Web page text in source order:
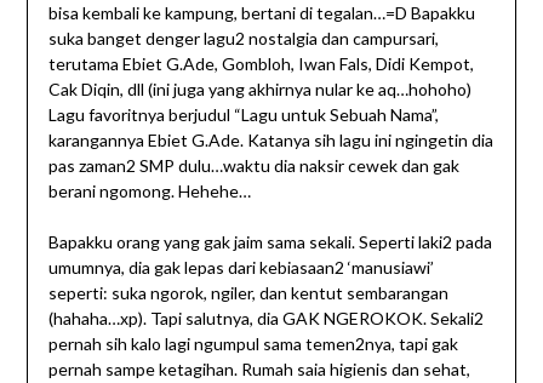
bisa kembali ke kampung, bertani di tegalan…=D Bapakku
suka banget denger lagu2 nostalgia dan campursari,
terutama Ebiet G.Ade, Gombloh, Iwan Fals, Didi Kempot,
Cak Diqin, dll (ini juga yang akhirnya nular ke aq…hohoho)
Lagu favoritnya berjudul “Lagu untuk Sebuah Nama”,
karangannya Ebiet G.Ade. Katanya sih lagu ini ngingetin dia
pas zaman2 SMP dulu…waktu dia naksir cewek dan gak
berani ngomong. Hehehe…
Bapakku orang yang gak jaim sama sekali. Seperti laki2 pada
umumnya, dia gak lepas dari kebiasaan2 ‘manusiawi’
seperti: suka ngorok, ngiler, dan kentut sembarangan
(hahaha…xp). Tapi salutnya, dia GAK NGEROKOK. Sekali2
pernah sih kalo lagi ngumpul sama temen2nya, tapi gak
pernah sampe ketagihan. Rumah saia higienis dan sehat,